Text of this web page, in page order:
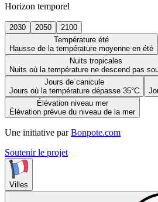
Horizon temporel
2030 2050
2100
Température été
Hausse de la température moyenne en été
Nuits tropicales
Nuits où la température ne descend pas
Jours de canicule
Jours où la température dépasse 35°C
Élévation niveau mer
Élévation prévue du niveau de la mer
Une initiative par Bonpote.com
Soutenir le projet
Villes